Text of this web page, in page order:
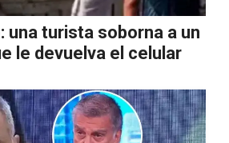
una turista soborna a un
le devuelva el celular